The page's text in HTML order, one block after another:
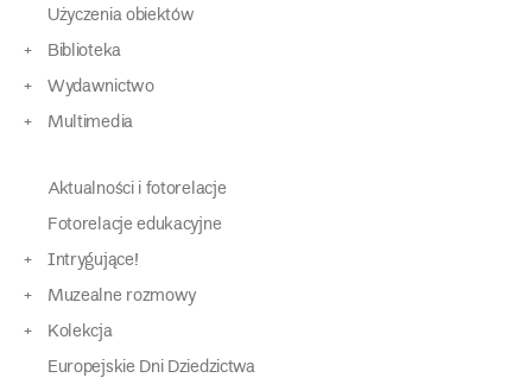
Użyczenia obiektów
Biblioteka
Wydawnictwo
Multimedia
Aktualności i fotorelacje
Fotorelacje edukacyjne
Intrygujące!
Muzealne rozmowy
Kolekcja
Europejskie Dni Dziedzictwa